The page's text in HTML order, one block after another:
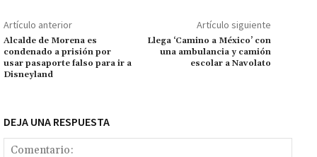
o
k
p
p
ge
r
m Li
n
k
p
ar
tir
Artículo anterior
Alcalde de Morena es
condenado a prisión por
usar pasaporte falso para ir a
Disneyland
Artículo siguiente
Llega ‘Camino a México’ con
una ambulancia y camión
escolar a Navolato
DEJA UNA RESPUESTA